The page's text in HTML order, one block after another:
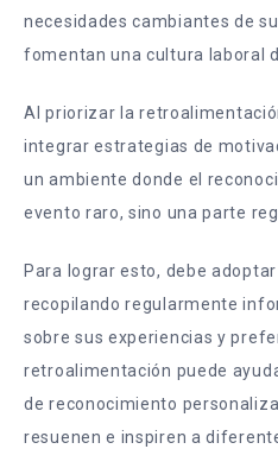
necesidades cambiantes de
fomentan una cultura laboral
Al priorizar la
integrar estrategias de
un ambiente donde el
evento raro, sino una parte
Para lograr esto, debe
recopilando regularmente
sobre sus experiencias y
retroalimentación puede
de reconocimiento
resuenen e inspiren a